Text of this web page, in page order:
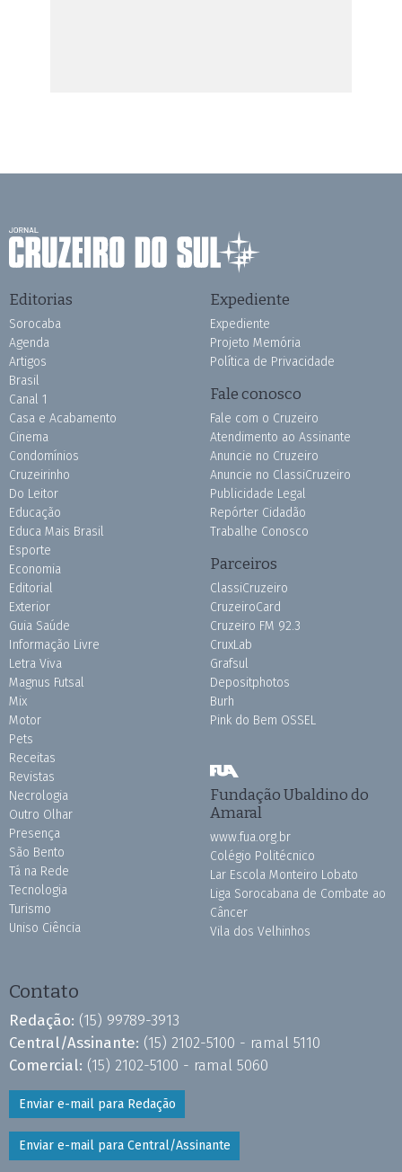
Editorias
Sorocaba
Agenda
Artigos
Brasil
Canal 1
Casa e Acabamento
Cinema
Condomínios
Cruzeirinho
Do Leitor
Educação
Educa Mais Brasil
Esporte
Economia
Editorial
Exterior
Guia Saúde
Informação Livre
Letra Viva
Magnus Futsal
Mix
Motor
Pets
Receitas
Revistas
Necrologia
Outro Olhar
Presença
São Bento
Tá na Rede
Tecnologia
Turismo
Uniso Ciência
Expediente
Expediente
Projeto Memória
Política de Privacidade
Fale conosco
Fale com o Cruzeiro
Atendimento ao Assinante
Anuncie no Cruzeiro
Anuncie no ClassiCruzeiro
Publicidade Legal
Repórter Cidadão
Trabalhe Conosco
Parceiros
ClassiCruzeiro
CruzeiroCard
Cruzeiro FM 92.3
CruxLab
Grafsul
Depositphotos
Burh
Pink do Bem OSSEL
Fundação Ubaldino do
Amaral
www.fua.org.br
Colégio Politécnico
Lar Escola Monteiro Lobato
Liga Sorocabana de Combate ao
Câncer
Vila dos Velhinhos
Contato
Redação: (15) 99789-3913
Central/Assinante: (15) 2102-5100 - ramal 5110
Comercial: (15) 2102-5100 - ramal 5060
Enviar e-mail para Redação
Enviar e-mail para Central/Assinante